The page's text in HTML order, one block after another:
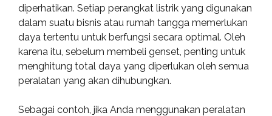
diperhatikan. Setiap perangkat listrik yang digunakan
dalam suatu bisnis atau rumah tangga memerlukan
daya tertentu untuk berfungsi secara optimal. Oleh
karena itu, sebelum membeli genset, penting untuk
menghitung total daya yang diperlukan oleh semua
peralatan yang akan dihubungkan.
Sebagai contoh, jika Anda menggunakan peralatan